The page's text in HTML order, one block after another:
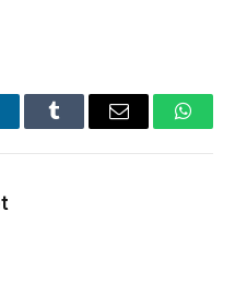
Tumblr Email